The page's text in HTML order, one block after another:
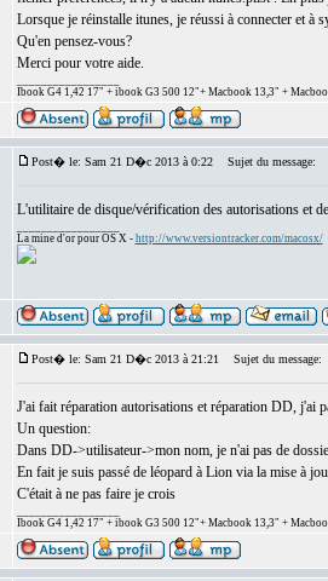
Lorsque je réinstalle itunes, je réussi à connecter et à
Qu'en pensez-vous?
Merci pour votre aide.
Ibook G4 1,42 17" + ibook G3 500 12"+ Macbook 13,3" +
Post� le: Sam 21 D�c 2013 à 0:22 Sujet du message:
L'utilitaire de disque/vérification des autorisations et
La mine d'or pour OS X - http://www.versiontracker.com/macosx/
Post� le: Sam 21 D�c 2013 à 21:21 Sujet du message:
J'ai fait réparation autorisations et réparation DD, j'ai
Un question:
Dans DD->utilisateur->mon nom, je n'ai pas de
En fait je suis passé de léopard à Lion via la mise à
C'était à ne pas faire je crois
Ibook G4 1,42 17" + ibook G3 500 12"+ Macbook 13,3" +